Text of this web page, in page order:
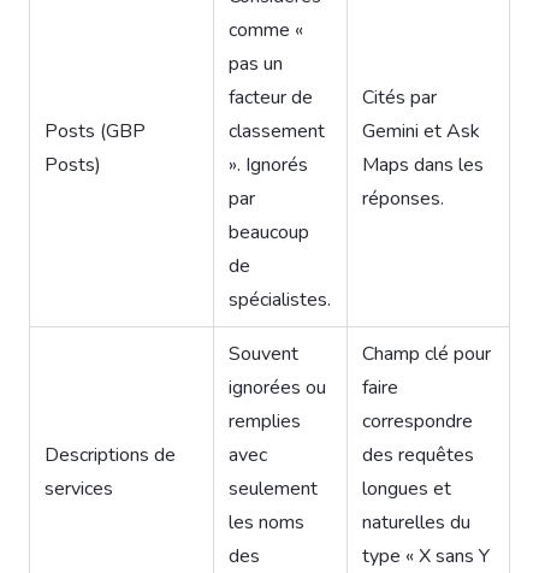
Posts (GBP
Posts)
comme «
pas un
facteur de
classement
». Ignorés
par
beaucoup
de
spécialistes.
Cités par
Gemini et Ask
Maps dans les
réponses.
Descriptions de
services
Souvent
ignorées ou
remplies
avec
seulement
les noms
des
Champ clé pour
faire
correspondre
des requêtes
longues et
naturelles du
type « X sans Y